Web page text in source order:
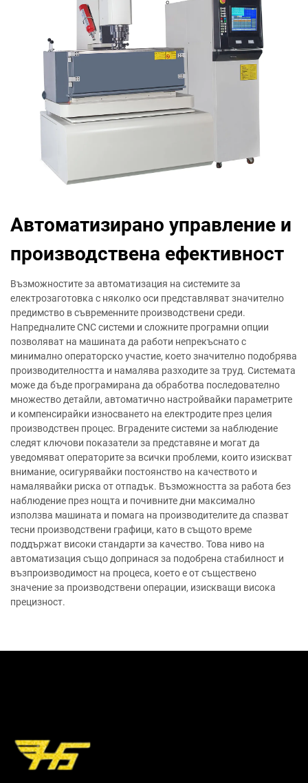
Автоматизирано управление и
производствена ефективност
Възможностите за автоматизация на системите за
електрозаготовка с няколко оси представляват значително
предимство в съвременните производствени среди.
Напредналите CNC системи и сложните програмни опции
позволяват на машината да работи непрекъснато с
минимално операторско участие, което значително подобрява
производителността и намалява разходите за труд. Системата
може да бъде програмирана да обработва последователно
множество детайли, автоматично настройвайки параметрите
и компенсирайки износването на електродите през целия
производствен процес. Вградените системи за наблюдение
следят ключови показатели за представяне и могат да
уведомяват операторите за всички проблеми, които изискват
внимание, осигурявайки постоянство на качеството и
намалявайки риска от отпадък. Възможността за работа без
наблюдение през нощта и почивните дни максимално
използва машината и помага на производителите да спазват
тесни производствени графици, като в същото време
поддържат високи стандарти за качество. Това ниво на
автоматизация също допринася за подобрена стабилност и
възпроизводимост на процеса, което е от съществено
значение за производствени операции, изискващи висока
прецизност.